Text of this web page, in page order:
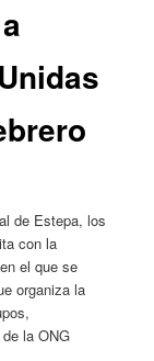
de Estepa, los
con la
el que se
organiza la
la ONG